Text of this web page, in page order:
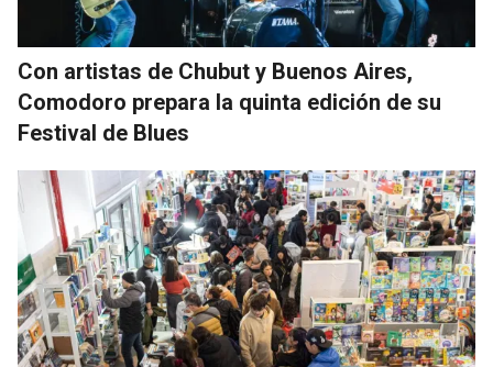
Con artistas de Chubut y Buenos Aires,
Comodoro prepara la quinta edición de su
Festival de Blues